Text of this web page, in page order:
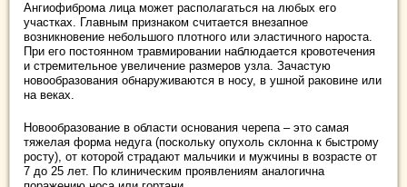
Ангиофиброма лица может располагаться на любых его
участках. Главным признаком считается внезапное
возникновение небольшого плотного или эластичного нароста.
При его постоянном травмировании наблюдается кровотечения
и стремительное увеличение размеров узла. Зачастую
новообразования обнаруживаются в носу, в ушной раковине или
на веках.
Новообразование в области основания черепа – это самая
тяжелая форма недуга (поскольку опухоль склонна к быстрому
росту), от которой страдают мальчики и мужчины в возрасте от
7 до 25 лет. По клиническим проявлениям аналогична